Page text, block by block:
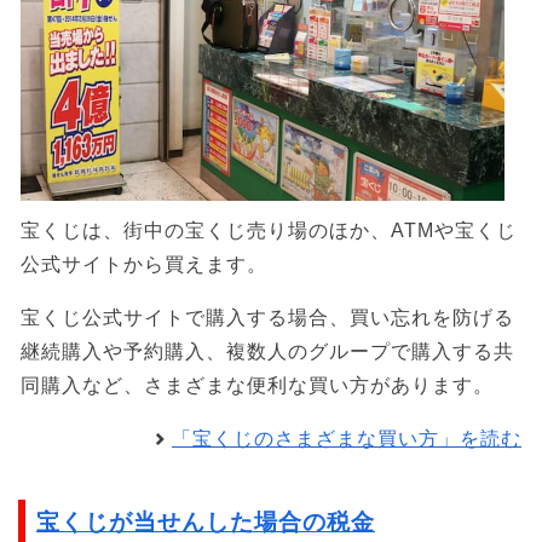
宝くじは、街中の宝くじ売り場のほか、ATMや宝くじ
公式サイトから買えます。
宝くじ公式サイトで購入する場合、買い忘れを防げる
継続購入や予約購入、複数人のグループで購入する共
同購入など、さまざまな便利な買い方があります。
「宝くじのさまざまな買い方」を読む
宝くじが当せんした場合の税金